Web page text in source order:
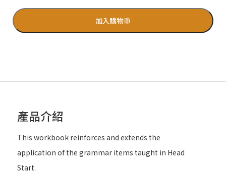
加入購物車
產品介紹
This workbook reinforces and extends the
application of the grammar items taught in Head
Start.